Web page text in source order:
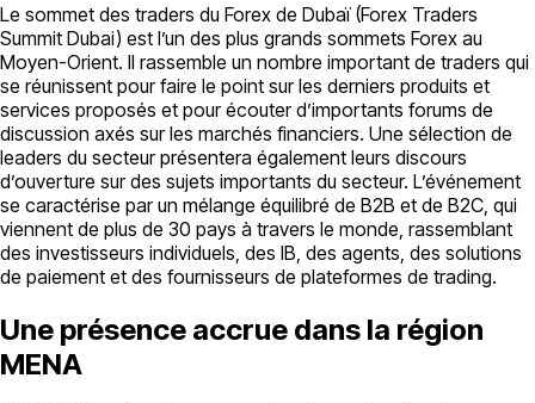
Le sommet des traders du Forex de Dubaï (Forex Traders
Summit Dubai) est l’un des plus grands sommets Forex au
Moyen-Orient. Il rassemble un nombre important de traders qui
se réunissent pour faire le point sur les derniers produits et
services proposés et pour écouter d’importants forums de
discussion axés sur les marchés financiers. Une sélection de
leaders du secteur présentera également leurs discours
d’ouverture sur des sujets importants du secteur. L’événement
se caractérise par un mélange équilibré de B2B et de B2C, qui
viennent de plus de 30 pays à travers le monde, rassemblant
des investisseurs individuels, des IB, des agents, des solutions
de paiement et des fournisseurs de plateformes de trading.
Une présence accrue dans la région
MENA